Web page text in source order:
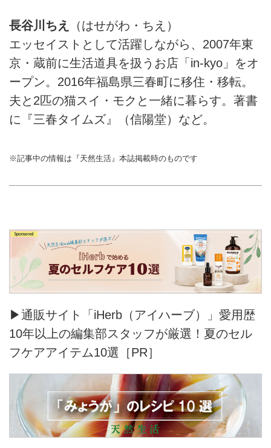
長谷川ちえ
（はせがわ・ちえ）
エッセイストとして活躍しながら、2007年東
京・蔵前に生活道具を扱うお店「in-kyo」をオ
ープン。2016年福島県三春町に移住・移転。
夫と2匹の猫スイ・モクと一緒に暮らす。著書
に『三春タイムズ』（信陽堂）など。
※記事中の情報は『天然生活』本誌掲載時のものです
▶通販サイト「iHerb（アイハーブ）」愛用歴
10年以上の編集部スタッフが厳選！夏のセル
フケアアイテム10選［PR］